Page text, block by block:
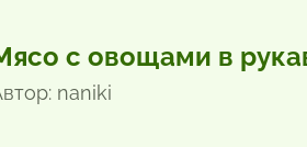
с овощами в
naniki